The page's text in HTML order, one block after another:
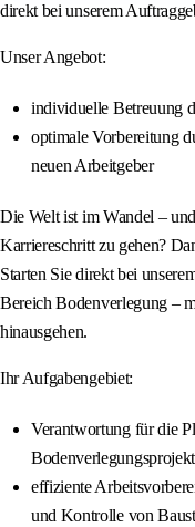
direkt bei unserem
Unser Angebot:
individuelle Betreuung
optimale Vorbereitung
neuen Arbeitgeber
Die Welt ist im Wandel –
Karriereschritt zu gehen?
Starten Sie direkt bei
Bereich Bodenverlegung –
hinausgehen.
Ihr Aufgabengebiet:
Verantwortung für die
effiziente
und Kontrolle von